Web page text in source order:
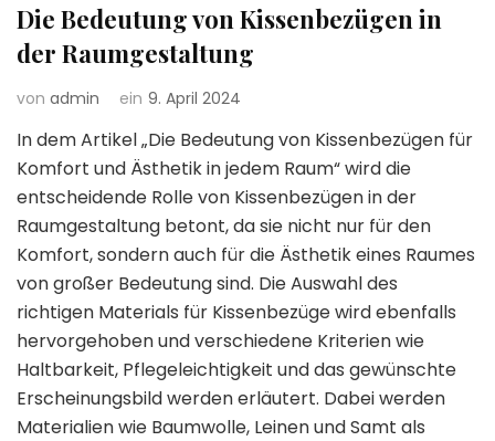
Die Bedeutung von Kissenbezügen in
der Raumgestaltung
von admin ein 9. April 2024
In dem Artikel „Die Bedeutung von Kissenbezügen für
Komfort und Ästhetik in jedem Raum“ wird die
entscheidende Rolle von Kissenbezügen in der
Raumgestaltung betont, da sie nicht nur für den
Komfort, sondern auch für die Ästhetik eines Raumes
von großer Bedeutung sind. Die Auswahl des
richtigen Materials für Kissenbezüge wird ebenfalls
hervorgehoben und verschiedene Kriterien wie
Haltbarkeit, Pflegeleichtigkeit und das gewünschte
Erscheinungsbild werden erläutert. Dabei werden
Materialien wie Baumwolle, Leinen und Samt als